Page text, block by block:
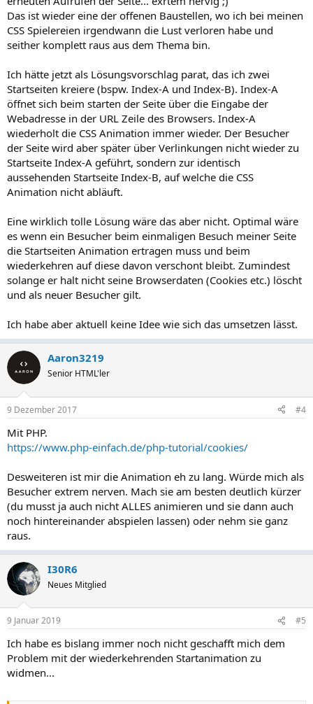
Das ist wieder eine der offenen Baustellen, wo ich bei meinen
CSS Spielereien irgendwann die Lust verloren habe und
seither komplett raus aus dem Thema bin.
Ich hätte jetzt als Lösungsvorschlag parat, das ich zwei
Startseiten kreiere (bspw. Index-A und Index-B). Index-A
öffnet sich beim starten der Seite über die Eingabe der
Webadresse in der URL Zeile des Browsers. Index-A
wiederholt die CSS Animation immer wieder. Der Besucher
der Seite wird aber später über Verlinkungen nicht wieder zu
Startseite Index-A geführt, sondern zur identisch
aussehenden Startseite Index-B, auf welche die CSS
Animation nicht abläuft.
Eine wirklich tolle Lösung wäre das aber nicht. Optimal wäre
es wenn ein Besucher beim einmaligen Besuch meiner Seite
die Startseiten Animation ertragen muss und beim
wiederkehren auf diese davon verschont bleibt. Zumindest
solange er halt nicht seine Browserdaten (Cookies etc.) löscht
und als neuer Besucher gilt.
Ich habe aber aktuell keine Idee wie sich das umsetzen lässt.
Aaron3219
Senior HTML'ler
9 Dezember 2017 #4
Mit PHP.
https://www.php-einfach.de/php-tutorial/cookies/
Desweiteren ist mir die Animation eh zu lang. Würde mich als
Besucher extrem nerven. Mach sie am besten deutlich kürzer
(du musst ja auch nicht ALLES animieren und sie dann auch
noch hintereinander abspielen lassen) oder nehm sie ganz
raus.
I30R6
Neues Mitglied
9 Januar 2019 #5
Ich habe es bislang immer noch nicht geschafft mich dem
Problem mit der wiederkehrenden Startanimation zu
widmen...